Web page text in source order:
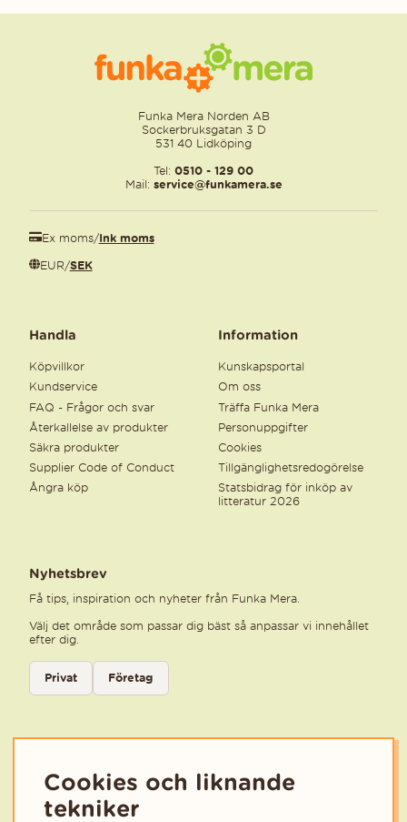
Funka Mera Norden AB
Sockerbruksgatan 3 D
531 40 Lidköping
Tel: 0510 - 129 00
Mail: service@funkamera.se
Ex moms/Ink moms
EUR/SEK
Handla
Köpvillkor
Kundservice
FAQ - Frågor och svar
Återkallelse av produkter
Säkra produkter
Supplier Code of Conduct
Ångra köp
Information
Kunskapsportal
Om oss
Träffa Funka Mera
Personuppgifter
Cookies
Tillgänglighetsredogörelse
Statsbidrag för inköp av
litteratur 2026
Nyhetsbrev
Få tips, inspiration och nyheter från Funka Mera.
Välj det område som passar dig bäst så anpassar vi innehållet
efter dig.
Välj kategori för nyhetsbrev
Privat
Företag
Cookies och liknande
tekniker